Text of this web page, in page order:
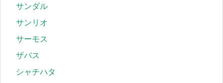
サンダル
サンリオ
サーモス
ザバス
シャチハタ